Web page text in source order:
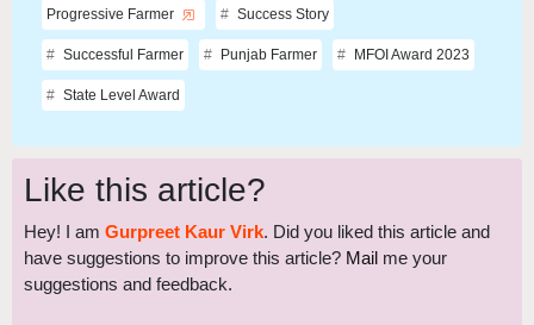
Progressive Farmer Success Story
Successful Farmer Punjab Farmer MFOI Award 2023
State Level Award
Like this article?
Hey! I am Gurpreet Kaur Virk. Did you liked this article and
have suggestions to improve this article? Mail me your
suggestions and feedback.